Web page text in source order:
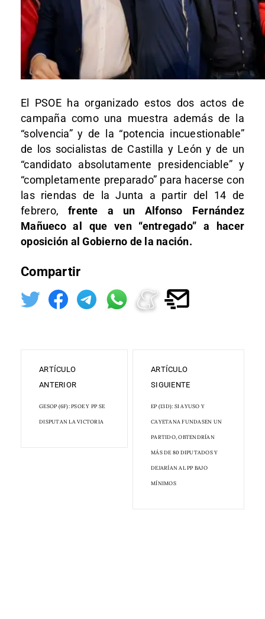
El PSOE ha organizado estos dos actos de
campaña como una muestra además de la
“solvencia” y de la “potencia incuestionable”
de los socialistas de Castilla y León y de un
“candidato absolutamente presidenciable” y
“completamente preparado” para hacerse con
las riendas de la Junta a partir del 14 de
febrero,frente a un Alfonso Fernández
Mañueco al que ven “entregado” a hacer
oposición al Gobierno de la nación.
Compartir
ARTÍCULO
ANTERIOR
GESOP (6F): PSOE Y PP SE
DISPUTAN LA VICTORIA
ARTÍCULO
SIGUIENTE
EP (13D): SI AYUSO Y
CAYETANA FUNDASEN UN
PARTIDO, OBTENDRÍAN
MÁS DE 80 DIPUTADOS Y
DEJARÍAN AL PP BAJO
MÍNIMOS